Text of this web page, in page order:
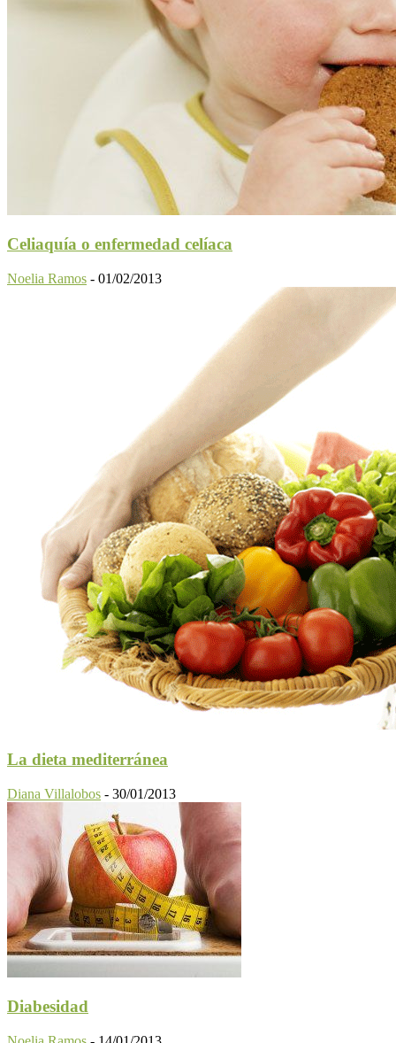
Celiaquía o enfermedad celíaca
Noelia Ramos - 01/02/2013
La dieta mediterránea
Diana Villalobos - 30/01/2013
Diabesidad